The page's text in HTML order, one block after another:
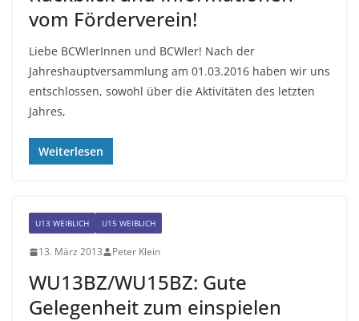
vom Förderverein!
Liebe BCWlerInnen und BCWler! Nach der
Jahreshauptversammlung am 01.03.2016 haben wir uns
entschlossen, sowohl über die Aktivitäten des letzten
Jahres,
Weiterlesen
U13 WEIBLICH U15 WEIBLICH
13. März 2013 Peter Klein
WU13BZ/WU15BZ: Gute
Gelegenheit zum einspielen